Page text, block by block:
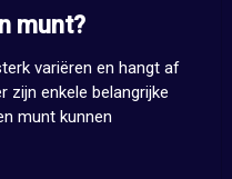
munt?
variëren en hangt af
zijn enkele belangrijke
munt kunnen